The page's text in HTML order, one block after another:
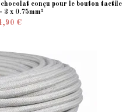
conçu pour le bouton tactile
3 x 0.75mm²
€